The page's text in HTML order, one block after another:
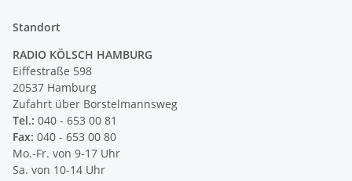
Standort
RADIO KÖLSCH HAMBURG
Eiffestraße 598
20537 Hamburg
Zufahrt über Borstelmannsweg
Tel.: 040 - 653 00 81
Fax: 040 - 653 00 80
Mo.-Fr. von 9-17 Uhr
Sa. von 10-14 Uhr